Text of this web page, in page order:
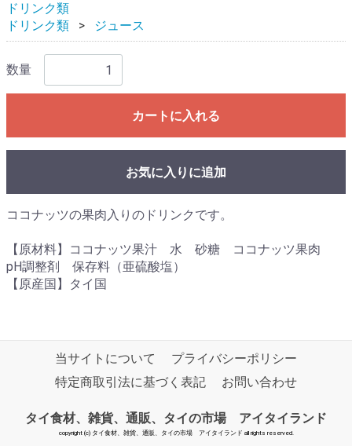
ドリンク類
ドリンク類
ジュース
数量
カートに入れる
お気に入りに追加
ココナッツの果肉入りのドリンクです。
【原材料】ココナッツ果汁 水 砂糖 ココナッツ果肉
pH調整剤 保存料（亜硫酸塩）
【原産国】タイ国
当サイトについて
プライバシーポリシー
特定商取引法に基づく表記
お問い合わせ
タイ食材、雑貨、通販、タイの市場 アイタイランド
copyright (c) タイ食材、雑貨、通販、タイの市場 アイタイランド all rights reserved.